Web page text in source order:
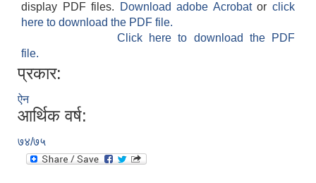
display PDF files.
Download adobe Acrobatorclick
here to download the PDF file.
Click here to download the PDF
file.
प्रकार:
ऐन
आर्थिक वर्ष:
७४/७५